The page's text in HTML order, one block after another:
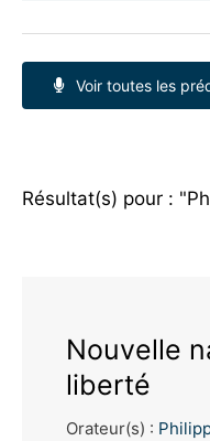
Voir toutes les
Résultat(s) pour :
Nouvelle
liberté
Orateur(s) :